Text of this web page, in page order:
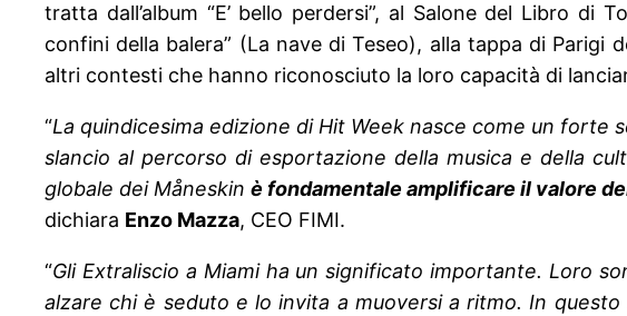
tratta dall’album “E’ bello perdersi”, al Salone del Libro
confini della balera” (La nave di Teseo), alla tappa di Parigi
altri contesti che hanno riconosciuto la loro capacità di
“La quindicesima edizione di Hit Week nasce come un
slancio al percorso di esportazione della musica e della
globale dei Måneskin è fondamentale amplificare il valore
dichiara Enzo Mazza, CEO FIMI.
“Gli Extraliscio a Miami ha un significato importante. Loro
alzare chi è seduto e lo invita a muoversi a ritmo. In questo